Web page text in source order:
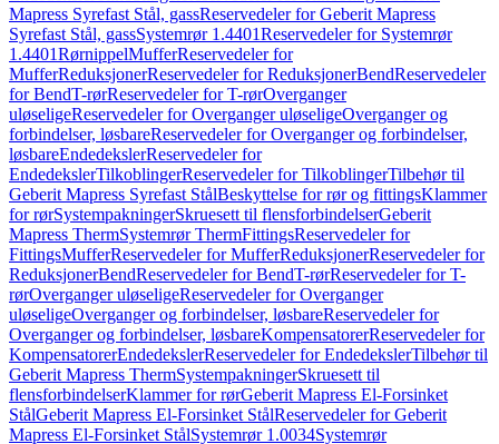
Mapress Syrefast Stål, gassReservedeler for Geberit Mapress
Syrefast Stål, gassSystemrør 1.4401Reservedeler for Systemrør
1.4401RørnippelMufferReservedeler for
MufferReduksjonerReservedeler for ReduksjonerBendReservedeler
for BendT-rørReservedeler for T-rørOverganger
uløseligeReservedeler for Overganger uløseligeOverganger og
forbindelser, løsbareReservedeler for Overganger og forbindelser,
løsbareEndedekslerReservedeler for
EndedekslerTilkoblingerReservedeler for TilkoblingerTilbehør til
Geberit Mapress Syrefast StålBeskyttelse for rør og fittingsKlammer
for rørSystempakningerSkruesett til flensforbindelserGeberit
Mapress ThermSystemrør ThermFittingsReservedeler for
FittingsMufferReservedeler for MufferReduksjonerReservedeler for
ReduksjonerBendReservedeler for BendT-rørReservedeler for T-
rørOverganger uløseligeReservedeler for Overganger
uløseligeOverganger og forbindelser, løsbareReservedeler for
Overganger og forbindelser, løsbareKompensatorerReservedeler for
KompensatorerEndedekslerReservedeler for EndedekslerTilbehør til
Geberit Mapress ThermSystempakningerSkruesett til
flensforbindelserKlammer for rørGeberit Mapress El-Forsinket
StålGeberit Mapress El-Forsinket StålReservedeler for Geberit
Mapress El-Forsinket StålSystemrør 1.0034Systemrør